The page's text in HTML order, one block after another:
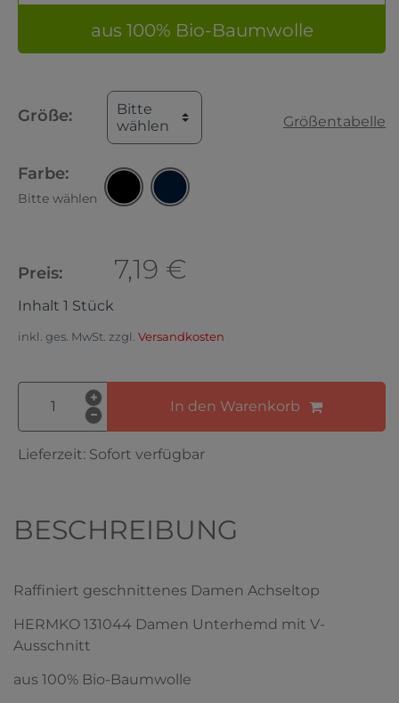
aus 100% Bio-Baumwolle
Größe:
Bitte
wählen
Größentabelle
Farbe:
Bitte wählen
Preis: 7,19 €
Inhalt 1 Stück
inkl. ges. MwSt. zzgl. Versandkosten
In den Warenkorb
Lieferzeit: Sofort verfügbar
BESCHREIBUNG
Raffiniert geschnittenes Damen Achseltop
HERMKO 131044 Damen Unterhemd mit V-
Ausschnitt
aus 100% Bio-Baumwolle